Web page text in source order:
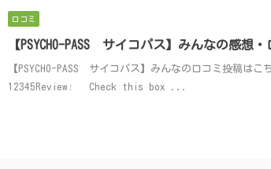
口コミ
【PSYCHO-PASS サイコパス】みんなの感想
【PSYCHO-PASS サイコパス】みんなの口コミ投稿
12345Review: Check this box ...